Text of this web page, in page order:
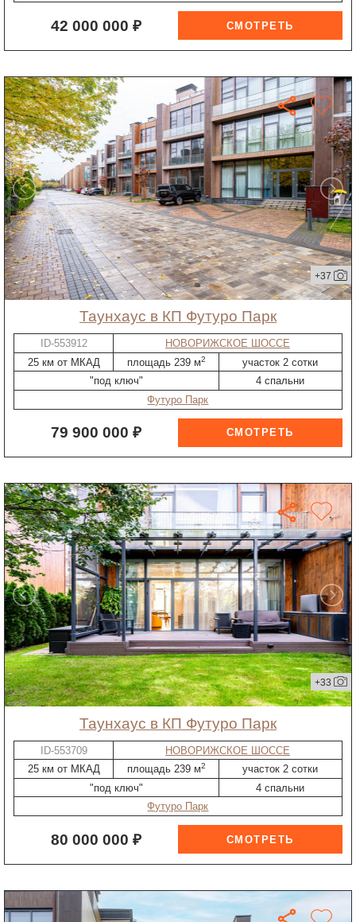
42 000 000 ₽
+37
таунхаус в КП Футуро Парк
ID-553912
НОВОРИЖСКОЕ ШОССЕ
25 км от МКАД
площадь 239 м2
участок 2 сотки
"под ключ"
4 спальни
Футуро Парк
79 900 000 ₽
+33
таунхаус в КП Футуро Парк
ID-553709
НОВОРИЖСКОЕ ШОССЕ
25 км от МКАД
площадь 239 м2
участок 2 сотки
"под ключ"
4 спальни
Футуро Парк
80 000 000 ₽